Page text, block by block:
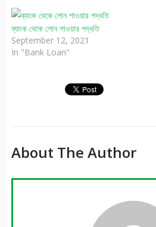
ব্যাংক থেকে লোন পাওয়ার পদ্ধতি
September 12, 2021
In "Bank Loan"
About The Author